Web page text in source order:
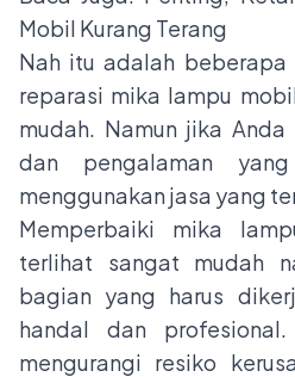
Mobil Kurang Terang
Nah itu adalah
reparasi mika lampu
mudah. Namun jika
dan pengalaman
menggunakan jasa yang
Memperbaiki mika
terlihat sangat mudah
bagian yang harus
handal dan
mengurangi resiko